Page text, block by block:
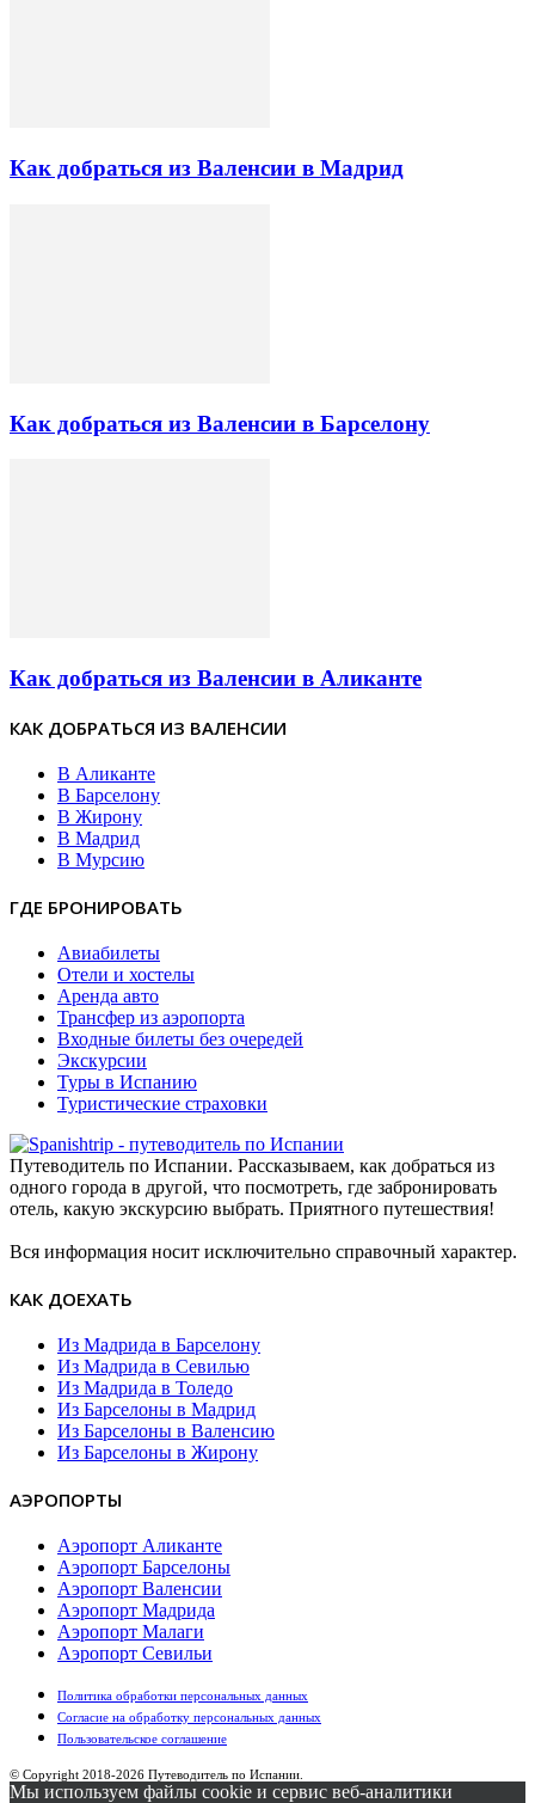
Как добраться из Валенсии в Мадрид
Как добраться из Валенсии в Барселону
Как добраться из Валенсии в Аликанте
КАК ДОБРАТЬСЯ ИЗ ВАЛЕНСИИ
В Аликанте
В Барселону
В Жирону
В Мадрид
В Мурсию
ГДЕ БРОНИРОВАТЬ
Авиабилеты
Отели и хостелы
Аренда авто
Трансфер из аэропорта
Входные билеты без очередей
Экскурсии
Туры в Испанию
Туристические страховки
Путеводитель по Испании. Рассказываем, как добраться из
одного города в другой, что посмотреть, где забронировать
отель, какую экскурсию выбрать. Приятного путешествия!
Вся информация носит исключительно справочный характер.
КАК ДОЕХАТЬ
Из Мадрида в Барселону
Из Мадрида в Севилью
Из Мадрида в Толедо
Из Барселоны в Мадрид
Из Барселоны в Валенсию
Из Барселоны в Жирону
АЭРОПОРТЫ
Аэропорт Аликанте
Аэропорт Барселоны
Аэропорт Валенсии
Аэропорт Мадрида
Аэропорт Малаги
Аэропорт Севильи
Политика обработки персональных данных
Согласие на обработку персональных данных
Пользовательское cоглашение
© Copyright 2018-2026 Путеводитель по Испании.
Мы используем файлы cookie и сервис веб-аналитики